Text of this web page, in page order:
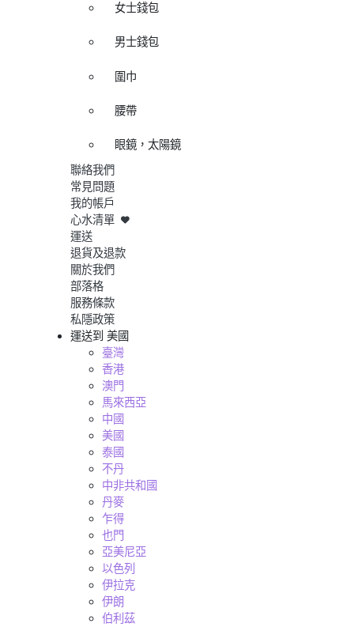
女士錢包
男士錢包
圍巾
腰帶
眼鏡，太陽鏡
聯絡我們
常見問題
我的帳戶
心水清單
運送
退貨及退款
關於我們
部落格
服務條款
私隱政策
運送到 美國
臺灣
香港
澳門
馬來西亞
中國
美國
泰國
不丹
中非共和國
丹麥
乍得
也門
亞美尼亞
以色列
伊拉克
伊朗
伯利茲